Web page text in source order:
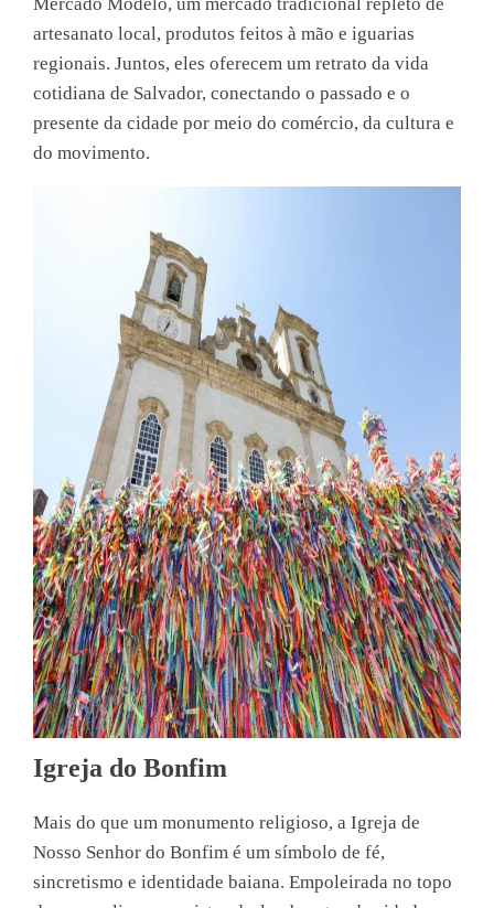
artesanato local, produtos feitos à mão e iguarias
regionais. Juntos, eles oferecem um retrato da vida
cotidiana de Salvador, conectando o passado e o
presente da cidade por meio do comércio, da cultura e
do movimento.
Igreja do Bonfim
Mais do que um monumento religioso, a Igreja de
Nosso Senhor do Bonfim é um símbolo de fé,
sincretismo e identidade baiana. Empoleirada no topo